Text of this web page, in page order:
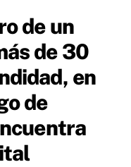
de un
de 30
en
de